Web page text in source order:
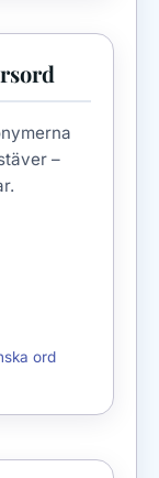
–
ord